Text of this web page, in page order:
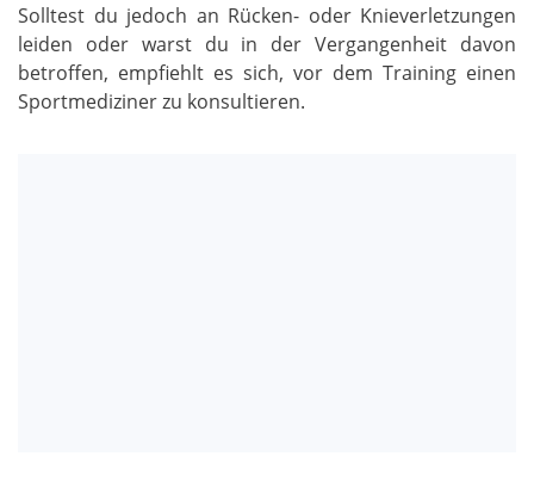
Solltest du jedoch an Rücken- oder Knieverletzungen
leiden oder warst du in der Vergangenheit davon
betroffen, empfiehlt es sich, vor dem Training einen
Sportmediziner zu konsultieren.